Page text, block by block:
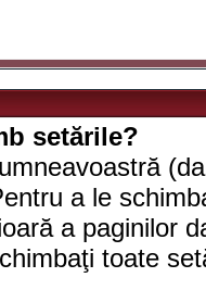
setările?
a le
a paginilor
toate